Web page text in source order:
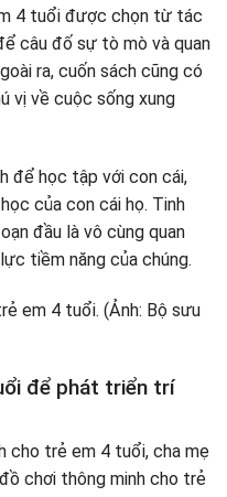
4 tuổi được chọn từ tác
câu đố sự tò mò và quan
ra, cuốn sách cũng có
vị về cuộc sống xung
để học tập với con cái,
của con cái họ. Tinh
đầu là vô cùng quan
tiềm năng của chúng.
để phát triển trí
cho trẻ em 4 tuổi, cha mẹ
chơi thông minh cho trẻ